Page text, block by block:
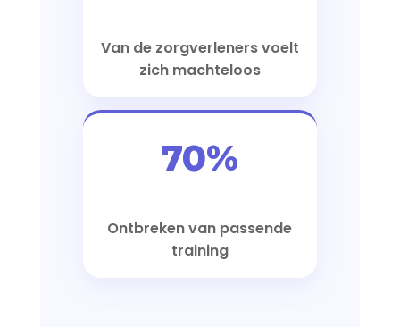
Van de zorgverleners voelt
zich machteloos
70%
Ontbreken van passende
training